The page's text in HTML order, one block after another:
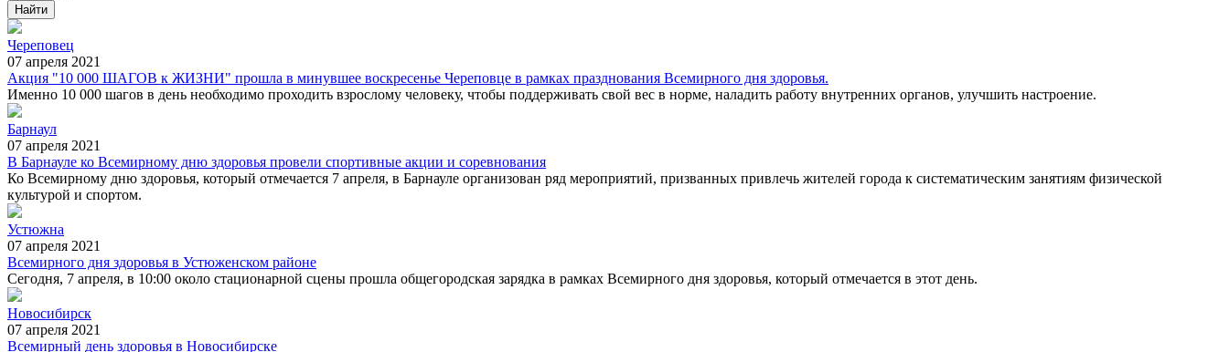
Череповец
07 апреля 2021
Акция "10 000 ШАГОВ к ЖИЗНИ" прошла в минувшее воскресенье Череповце в рамках празднования Всемирного дня здоровья.
Именно 10 000 шагов в день необходимо проходить взрослому человеку, чтобы поддерживать свой вес в норме, наладить работу внутренних органов, улучшить настроение.
Барнаул
07 апреля 2021
В Барнауле ко Всемирному дню здоровья провели спортивные акции и соревнования
Ко Всемирному дню здоровья, который отмечается 7 апреля, в Барнауле организован ряд мероприятий, призванных привлечь жителей города к систематическим занятиям физической
культурой и спортом.
Устюжна
07 апреля 2021
Всемирного дня здоровья в Устюженском районе
Сегодня, 7 апреля, в 10:00 около стационарной сцены прошла общегородская зарядка в рамках Всемирного дня здоровья, который отмечается в этот день.
Новосибирск
07 апреля 2021
Всемирный день здоровья в Новосибирске